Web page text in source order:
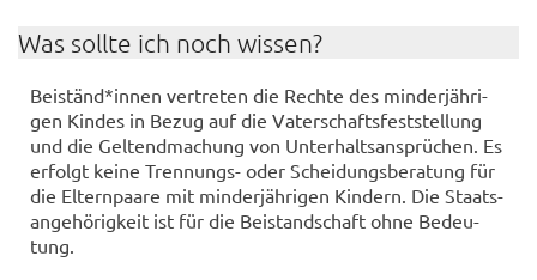
Was soll­te ich noch wis­sen?
Bei­ständ*innen ver­tre­ten die Rech­te des min­der­jäh­ri­
gen Kin­des in Bezug auf die Va­ter­schafts­fest­stel­lung
und die Gel­tend­ma­chung von Un­ter­halts­an­sprü­chen. Es
er­folgt keine Trennungs-​ oder Schei­dungs­be­ra­tung für
die El­tern­paa­re mit min­der­jäh­ri­gen Kin­dern. Die Staats­
an­ge­hö­rig­keit ist für die Bei­stand­schaft ohne Be­deu­
tung.